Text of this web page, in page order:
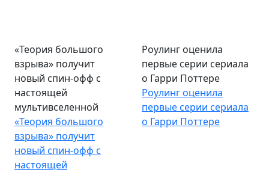
«Теория большого
взрыва» получит
новый спин-офф с
настоящей
мультивселенной
«Теория большого
взрыва» получит
новый спин-офф с
настоящей
Роулинг оценила
первые серии сериала
о Гарри Поттере
Роулинг оценила
первые серии сериала
о Гарри Поттере